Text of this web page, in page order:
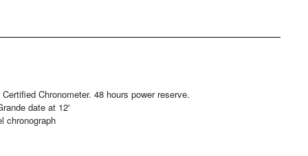
Chronometer. 48 hours power reserve.
date at 12'
chronograph